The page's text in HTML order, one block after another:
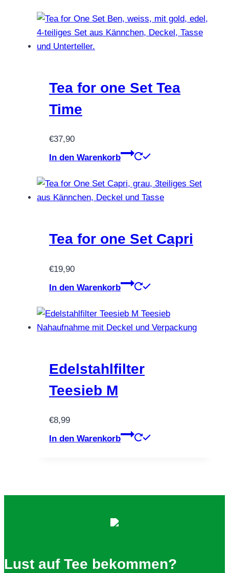
Tea for one Set Tea
Time
€37,90
In den Warenkorb
Tea for one Set Capri
€19,90
In den Warenkorb
Edelstahlfilter
Teesieb M
€8,99
In den Warenkorb
Lust auf Tee bekommen?